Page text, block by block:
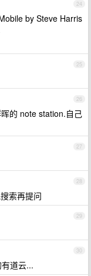
24
by Steve Harris
25
26
的 note station.自己
27
28
索再提问
29
30
道云...